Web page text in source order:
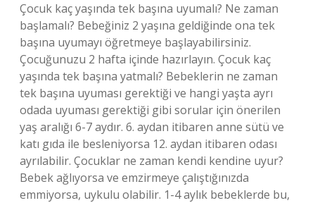
Çocuk kaç yaşında tek başına uyumalı? Ne zaman
başlamalı? Bebeğiniz 2 yaşına geldiğinde ona tek
başına uyumayı öğretmeye başlayabilirsiniz.
Çocuğunuzu 2 hafta içinde hazırlayın. Çocuk kaç
yaşında tek başına yatmalı? Bebeklerin ne zaman
tek başına uyuması gerektiği ve hangi yaşta ayrı
odada uyuması gerektiği gibi sorular için önerilen
yaş aralığı 6-7 aydır. 6. aydan itibaren anne sütü ve
katı gıda ile besleniyorsa 12. aydan itibaren odası
ayrılabilir. Çocuklar ne zaman kendi kendine uyur?
Bebek ağlıyorsa ve emzirmeye çalıştığınızda
emmiyorsa, uykulu olabilir. 1-4 aylık bebeklerde bu,